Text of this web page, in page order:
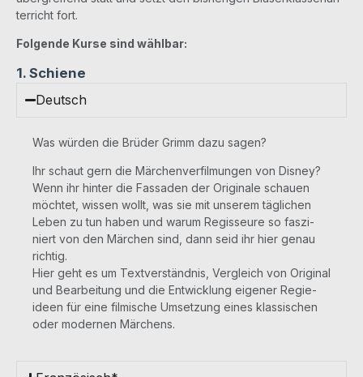
ter­richt fort.
Fol­gen­de Kur­se sind wählbar:
1. Schiene
Deutsch
Was würden die Brüder Grimm dazu sagen?
Ihr schaut gern die Märchenverfilmungen von Dis­ney?
Wenn ihr hin­ter die Fas­sa­den der Ori­gi­na­le schau­en
möchtet, wis­sen wollt, was sie mit unse­rem täglichen
Leben zu tun haben und war­um Regis­seu­re so fas­zi­
niert von den Märchen sind, dann seid ihr hier genau
rich­tig.
Hier geht es um Textverständnis, Ver­gleich von Ori­gi­nal
und Bear­bei­tung und die Ent­wick­lung eige­ner Regie­
ideen für eine fil­mi­sche Umset­zung eines klas­si­schen
oder moder­nen Märchens.